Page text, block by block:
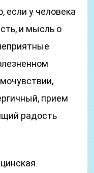
если у человека
и мысль о
прием
радость